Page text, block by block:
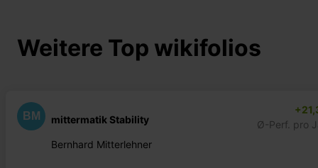
Weitere Top wikifolios
BM mittermatik Stability
Bernhard Mitterlehner
Ø-Perf. pro